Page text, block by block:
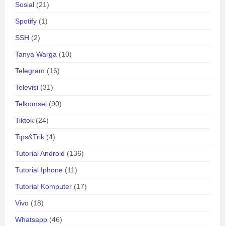
Sosial (21)
Spotify (1)
SSH (2)
Tanya Warga (10)
Telegram (16)
Televisi (31)
Telkomsel (90)
Tiktok (24)
Tips&Trik (4)
Tutorial Android (136)
Tutorial Iphone (11)
Tutorial Komputer (17)
Vivo (18)
Whatsapp (46)